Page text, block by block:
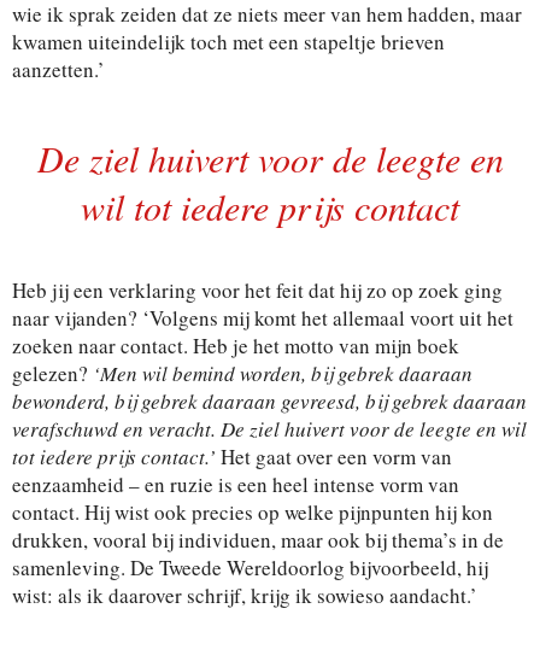
wie ik sprak zeiden dat ze niets meer van hem hadden, maar
kwamen uiteindelijk toch met een stapeltje brieven
aanzetten.’
De ziel huivert voor de leegte en
wil tot iedere prijs contact
Heb jij een verklaring voor het feit dat hij zo op zoek ging
naar vijanden? ‘Volgens mij komt het allemaal voort uit het
zoeken naar contact. Heb je het motto van mijn boek
gelezen? ‘Men wil bemind worden, bij gebrek daaraan
bewonderd, bij gebrek daaraan gevreesd, bij gebrek daaraan
verafschuwd en veracht. De ziel huivert voor de leegte en wil
tot iedere prijs contact.’ Het gaat over een vorm van
eenzaamheid – en ruzie is een heel intense vorm van
contact. Hij wist ook precies op welke pijnpunten hij kon
drukken, vooral bij individuen, maar ook bij thema’s in de
samenleving. De Tweede Wereldoorlog bijvoorbeeld, hij
wist: als ik daarover schrijf, krijg ik sowieso aandacht.’